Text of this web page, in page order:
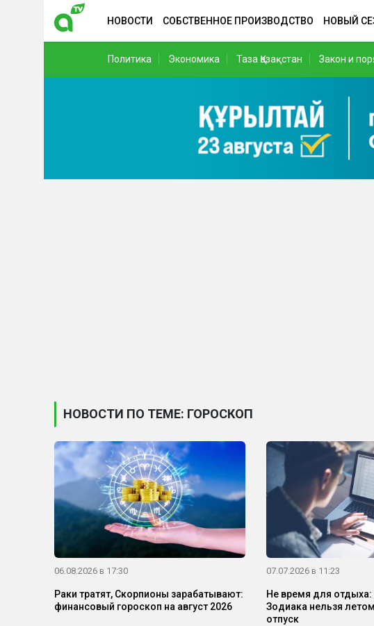
НОВОСТИ СОБСТВЕННОЕ ПРОИЗВОДСТВО НОВЫЙ
Политика Экономика Таза Қазақстан Закон и
НОВОСТИ ПО ТЕМЕ: ГОРОСКОП
06.08.2026 в 17:30
Раки тратят, Скорпионы зарабатывают:
финансовый гороскоп на август 2026
07.07.2026 в 11:23
Не время для
Зодиака нельзя
отпуск